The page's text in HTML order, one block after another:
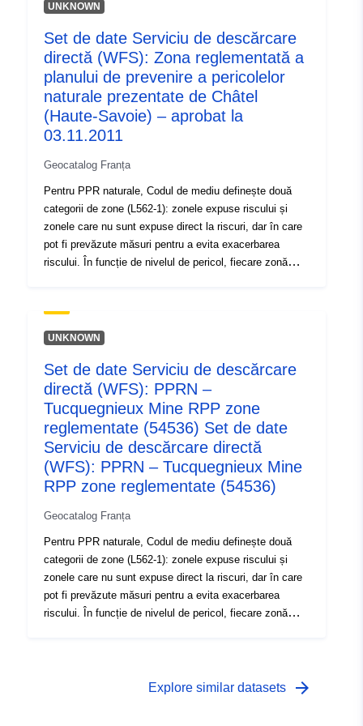
prescrise”, cunoscute sub denumirea de „zone albastre”,
în care nivelul de pericol este mediu, iar proiectele fac
obiectul unor cerințe adaptate tipului de emisiune; 3-
zone care nu sunt expuse direct la riscuri, dar în care
construcțiile, lucrările, construcțiile sau exploatațiile
agricole, forestiere, meșteșugărești, comerciale sau
industriale ar putea agrava riscurile sau ar putea cauza
altele noi, sub rezerva unor interdicții sau cerințe (a se
urmă categorie se aplică numai în cazul PPR naturale.
UNKNOWN
Set de date Serviciu de descărcare
directă (WFS): Zona reglementată a
planului de prevenire a pericolelor
naturale prezentate de Châtel
(Haute-Savoie) – aprobat la
03.11.2011
Geocatalog Franța
Pentru PPR naturale, Codul de mediu definește două
categorii de zone (L562-1): zonele expuse riscului și
zonele care nu sunt expuse direct la riscuri, dar în care
pot fi prevăzute măsuri pentru a evita exacerbarea
riscului. În funcție de nivelul de pericol, fiecare zonă
de zone interzise”, cunoscute sub denumirea de „zone
roșii”, unde nivelul de pericol este ridicat, iar regula
prescrise”, cunoscute sub denumirea de „zone albastre”,
în care nivelul de pericol este mediu, iar proiectele fac
obiectul unor cerințe adaptate tipului de emisiune; 3-
zone care nu sunt expuse direct la riscuri, dar în care
construcțiile, lucrările, construcțiile sau exploatațiile
agricole, forestiere, meșteșugărești, comerciale sau
industriale ar putea agrava riscurile sau ar putea cauza
altele noi, sub rezerva unor interdicții sau cerințe (a se
vedea articolul L562-1 din Codul mediului). Această din
UNKNOWN
Set de date Serviciu de descărcare
directă (WFS): PPRN –
Tucquegnieux Mine RPP zone
reglementate (54536) Set de date
Serviciu de descărcare directă
(WFS): PPRN – Tucquegnieux Mine
RPP zone reglementate (54536)
Geocatalog Franța
Pentru PPR naturale, Codul de mediu definește două
categorii de zone (L562-1): zonele expuse riscului și
zonele care nu sunt expuse direct la riscuri, dar în care
pot fi prevăzute măsuri pentru a evita exacerbarea
riscului. În funcție de nivelul de pericol, fiecare zonă
roșii”, unde nivelul de pericol este ridicat, iar regula
Explore similar datasets arrow_forward